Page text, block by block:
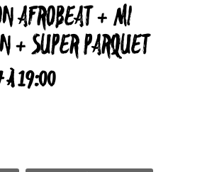
AFROBEAT + MI
+ SUPER PARQUET
À 19:00